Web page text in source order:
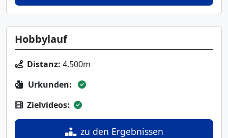
Hobbylauf
Distanz: 4.500m
Urkunden:
Zielvideos:
zu den Ergebnissen